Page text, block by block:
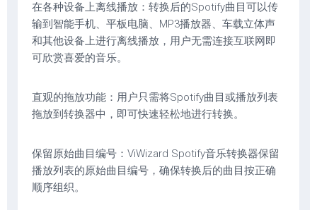
在各种设备上离线播放：转换后的Spotify曲目可以传
输到智能手机、平板电脑、MP3播放器、车载立体声
和其他设备上进行离线播放，用户无需连接互联网即
可欣赏喜爱的音乐。
直观的拖放功能：用户只需将Spotify曲目或播放列表
拖放到转换器中，即可快速轻松地进行转换。
保留原始曲目编号：ViWizard Spotify音乐转换器保留
播放列表的原始曲目编号，确保转换后的曲目按正确
顺序组织。